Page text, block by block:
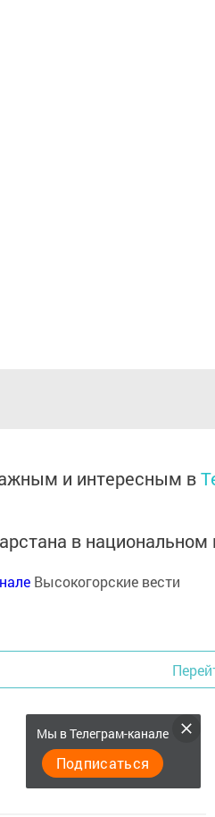
и интересным в
в
Высокогорские вести
Мы в Телеграм-канале
Подписаться